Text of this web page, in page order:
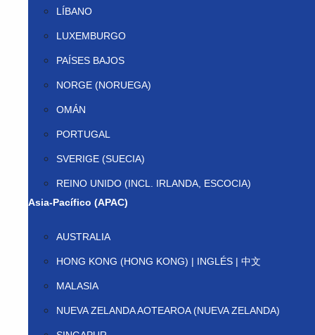
LÍBANO
LUXEMBURGO
PAÍSES BAJOS
NORGE (NORUEGA)
OMÁN
PORTUGAL
SVERIGE (SUECIA)
REINO UNIDO (INCL. IRLANDA, ESCOCIA)
Asia-Pacífico (APAC)
AUSTRALIA
HONG KONG (HONG KONG) | INGLÉS | 中文
MALASIA
NUEVA ZELANDA AOTEAROA (NUEVA ZELANDA)